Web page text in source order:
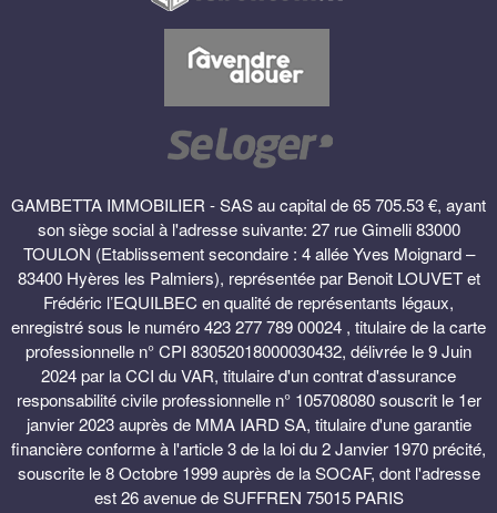
GAMBETTA IMMOBILIER - SAS au capital de 65 705.53 €, ayant
son siège social à l'adresse suivante: 27 rue Gimelli 83000
TOULON (Etablissement secondaire : 4 allée Yves Moignard –
83400 Hyères les Palmiers), représentée par Benoit LOUVET et
Frédéric l’EQUILBEC en qualité de représentants légaux,
enregistré sous le numéro 423 277 789 00024 , titulaire de la carte
professionnelle n° CPI 83052018000030432, délivrée le 9 Juin
2024 par la CCI du VAR, titulaire d'un contrat d'assurance
responsabilité civile professionnelle n° 105708080 souscrit le 1er
janvier 2023 auprès de MMA IARD SA, titulaire d'une garantie
financière conforme à l'article 3 de la loi du 2 Janvier 1970 précité,
souscrite le 8 Octobre 1999 auprès de la SOCAF, dont l'adresse
est 26 avenue de SUFFREN 75015 PARIS